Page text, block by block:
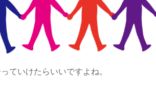
ていけたらいいですよね。